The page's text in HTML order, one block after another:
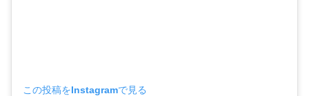
この投稿をInstagramで見る